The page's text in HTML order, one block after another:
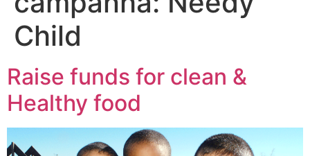
Child
Raise funds for clean &
Healthy food